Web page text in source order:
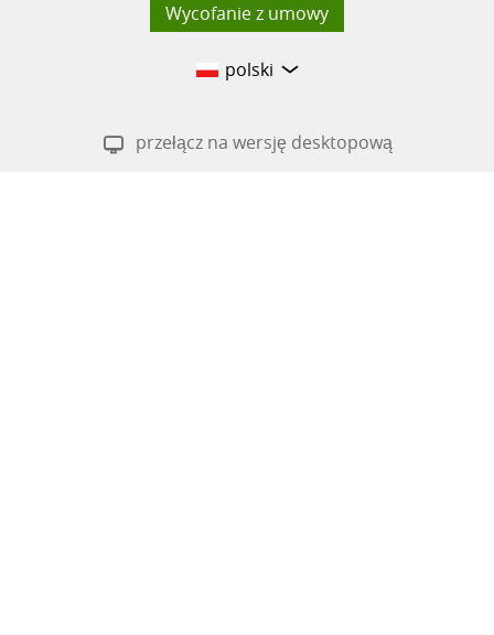
Wycofanie z umowy
polski
przełącz na wersję desktopową